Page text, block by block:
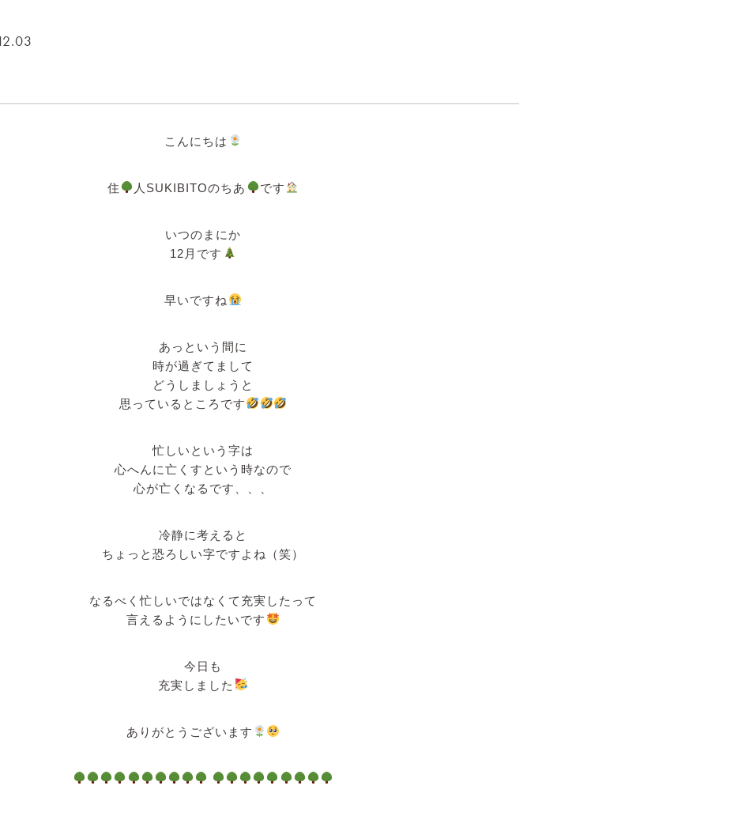
こんにちは
住 人SUKIBITOのちあ です
いつのまにか
12月です
早いですね
あっという間に
時が過ぎてまして
どうしましょうと
思っているところです
忙しいという字は
心へんに亡くすという時なので
心が亡くなるです、、、
冷静に考えると
ちょっと恐ろしい字ですよね（笑）
なるべく忙しいではなくて充実したって
言えるようにしたいです
今日も
充実しました
ありがとうございます